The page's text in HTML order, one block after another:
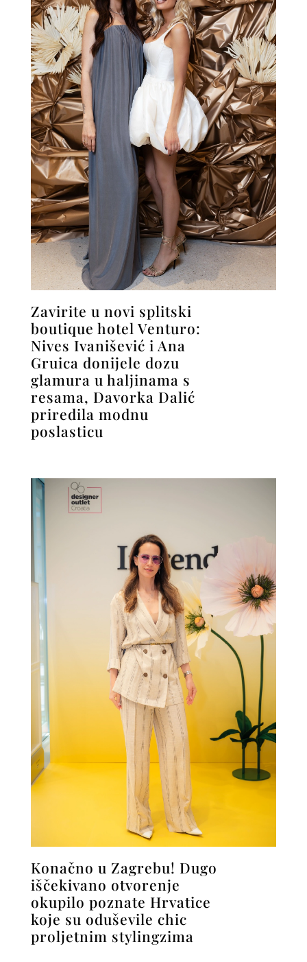
Zavirite u novi splitski
boutique hotel Venturo:
Nives Ivanišević i Ana
Gruica donijele dozu
glamura u haljinama s
resama, Davorka Dalić
priredila modnu
poslasticu
Konačno u Zagrebu! Dugo
iščekivano otvorenje
okupilo poznate Hrvatice
koje su oduševile chic
proljetnim stylingzima